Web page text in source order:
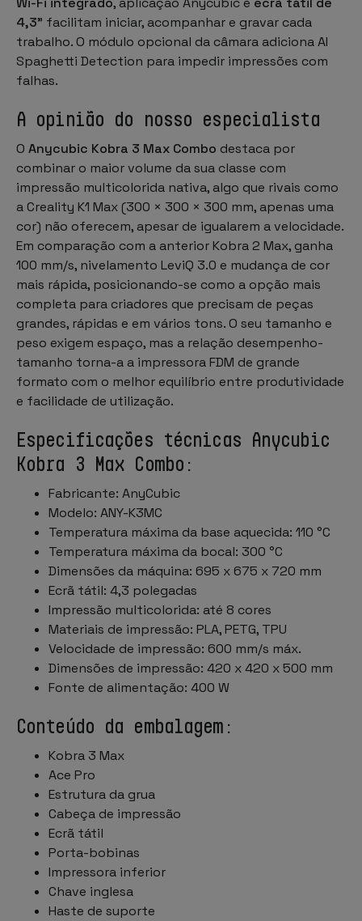
4,3" facilitam iniciar, acompanhar e gravar cada
trabalho. O módulo opcional da câmara adicionaAI
Spaghetti Detection para impedir impressões com
falhas.
A opinião do nosso especialista
O Anycubic Kobra 3 Max Combo destaca por
combinar o maior volume da sua classe com
impressão multicolorida nativa, algo que rivais como
a Creality K1 Max (300 × 300 × 300 mm, apenas uma
cor) não oferecem, apesar de igualarem a velocidade.
Em comparação com a anterior Kobra 2 Max, ganha
100 mm/s, nivelamento LeviQ 3.0 e mudança de cor
mais rápida, posicionando-se como a opção mais
completa para criadores que precisam de peças
grandes, rápidas e em vários tons. O seu tamanho e
peso exigem espaço, mas a relação desempenho-
tamanho torna-a a impressora FDM de grande
formato com o melhor equilíbrio entre produtividade
e facilidade de utilização.
Especificações técnicas Anycubic
Kobra 3 Max Combo:
Fabricante: AnyCubic
Modelo: ANY-K3MC
Temperatura máxima da base aquecida: 110 °C
Temperatura máxima da bocal: 300 °C
Dimensões da máquina: 695 x 675 x 720 mm
Ecrã tátil: 4,3 polegadas
Impressão multicolorida: até 8 cores
Materiais de impressão: PLA, PETG, TPU
Velocidade de impressão: 600 mm/s máx.
Dimensões de impressão: 420 x 420 x 500 mm
Fonte de alimentação: 400 W
Conteúdo da embalagem:
Kobra 3 Max
Ace Pro
Estrutura da grua
Cabeça de impressão
Ecrã tátil
Porta-bobinas
Impressora inferior
Chave inglesa
Haste de suporte